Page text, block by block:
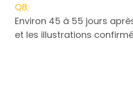
Q8.
Environ 45 à 55 jours
et les illustrations